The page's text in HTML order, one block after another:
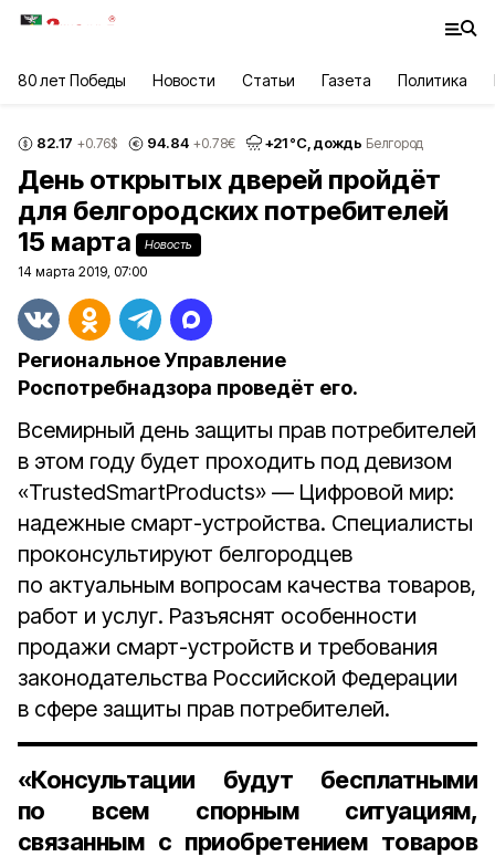
80 лет Победы Новости Статьи Газета Политика
82.17 +0.76$ 94.84 +0.78€ +21°С, дождь Белгород
День открытых дверей пройдёт
для белгородских потребителей
15 марта
Новость
14 марта 2019, 07:00
Региональное Управление
Роспотребнадзора проведёт его.
Всемирный день защиты прав потребителей
в этом году будет проходить под девизом
«TrustedSmartProducts» — Цифровой мир:
надежные смарт-устройства. Специалисты
проконсультируют белгородцев
по актуальным вопросам качества товаров,
работ и услуг. Разъяснят особенности
продажи смарт-устройств и требования
законодательства Российской Федерации
в сфере защиты прав потребителей.
«Консультации будут бесплатными
по всем спорным ситуациям,
связанным с приобретением товаров